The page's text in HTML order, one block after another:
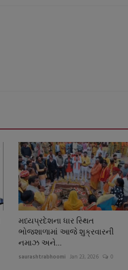
મધ્યપ્રદેશના ધાર સ્થિત
ભોજશાળામાં આજે શુક્રવારની
નમાઝ અને...
saurashtrabhoomi Jan 23, 2026 0